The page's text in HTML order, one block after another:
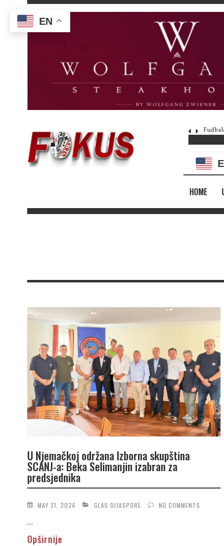
HOME
U Njemačkoj održana Izborna skupština
SCANJ-a: Beka Selimanjin izabran za
predsjednika
MAY 31, 2026 GLAS DIJASPORE NO COMMENTS
...
Opširnije
EN